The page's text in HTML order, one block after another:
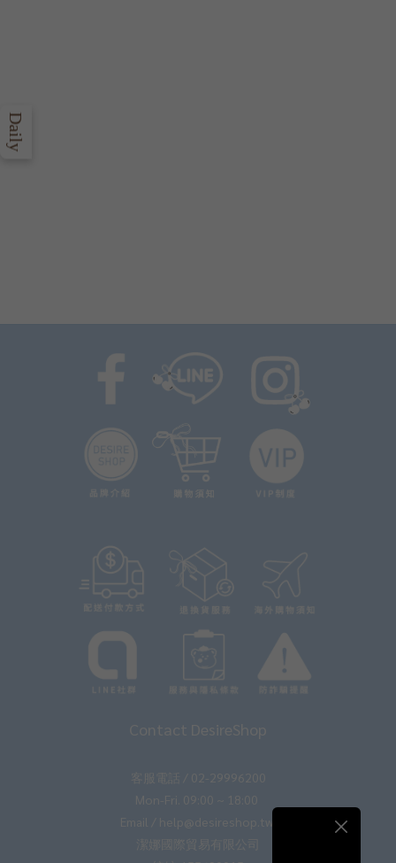
Contact DesireShop
客服電話 / 02-29996200
Mon-Fri. 09:00 ~ 18:00
Email / help@desireshop.tw
潔娜國際貿易有限公司
Daily